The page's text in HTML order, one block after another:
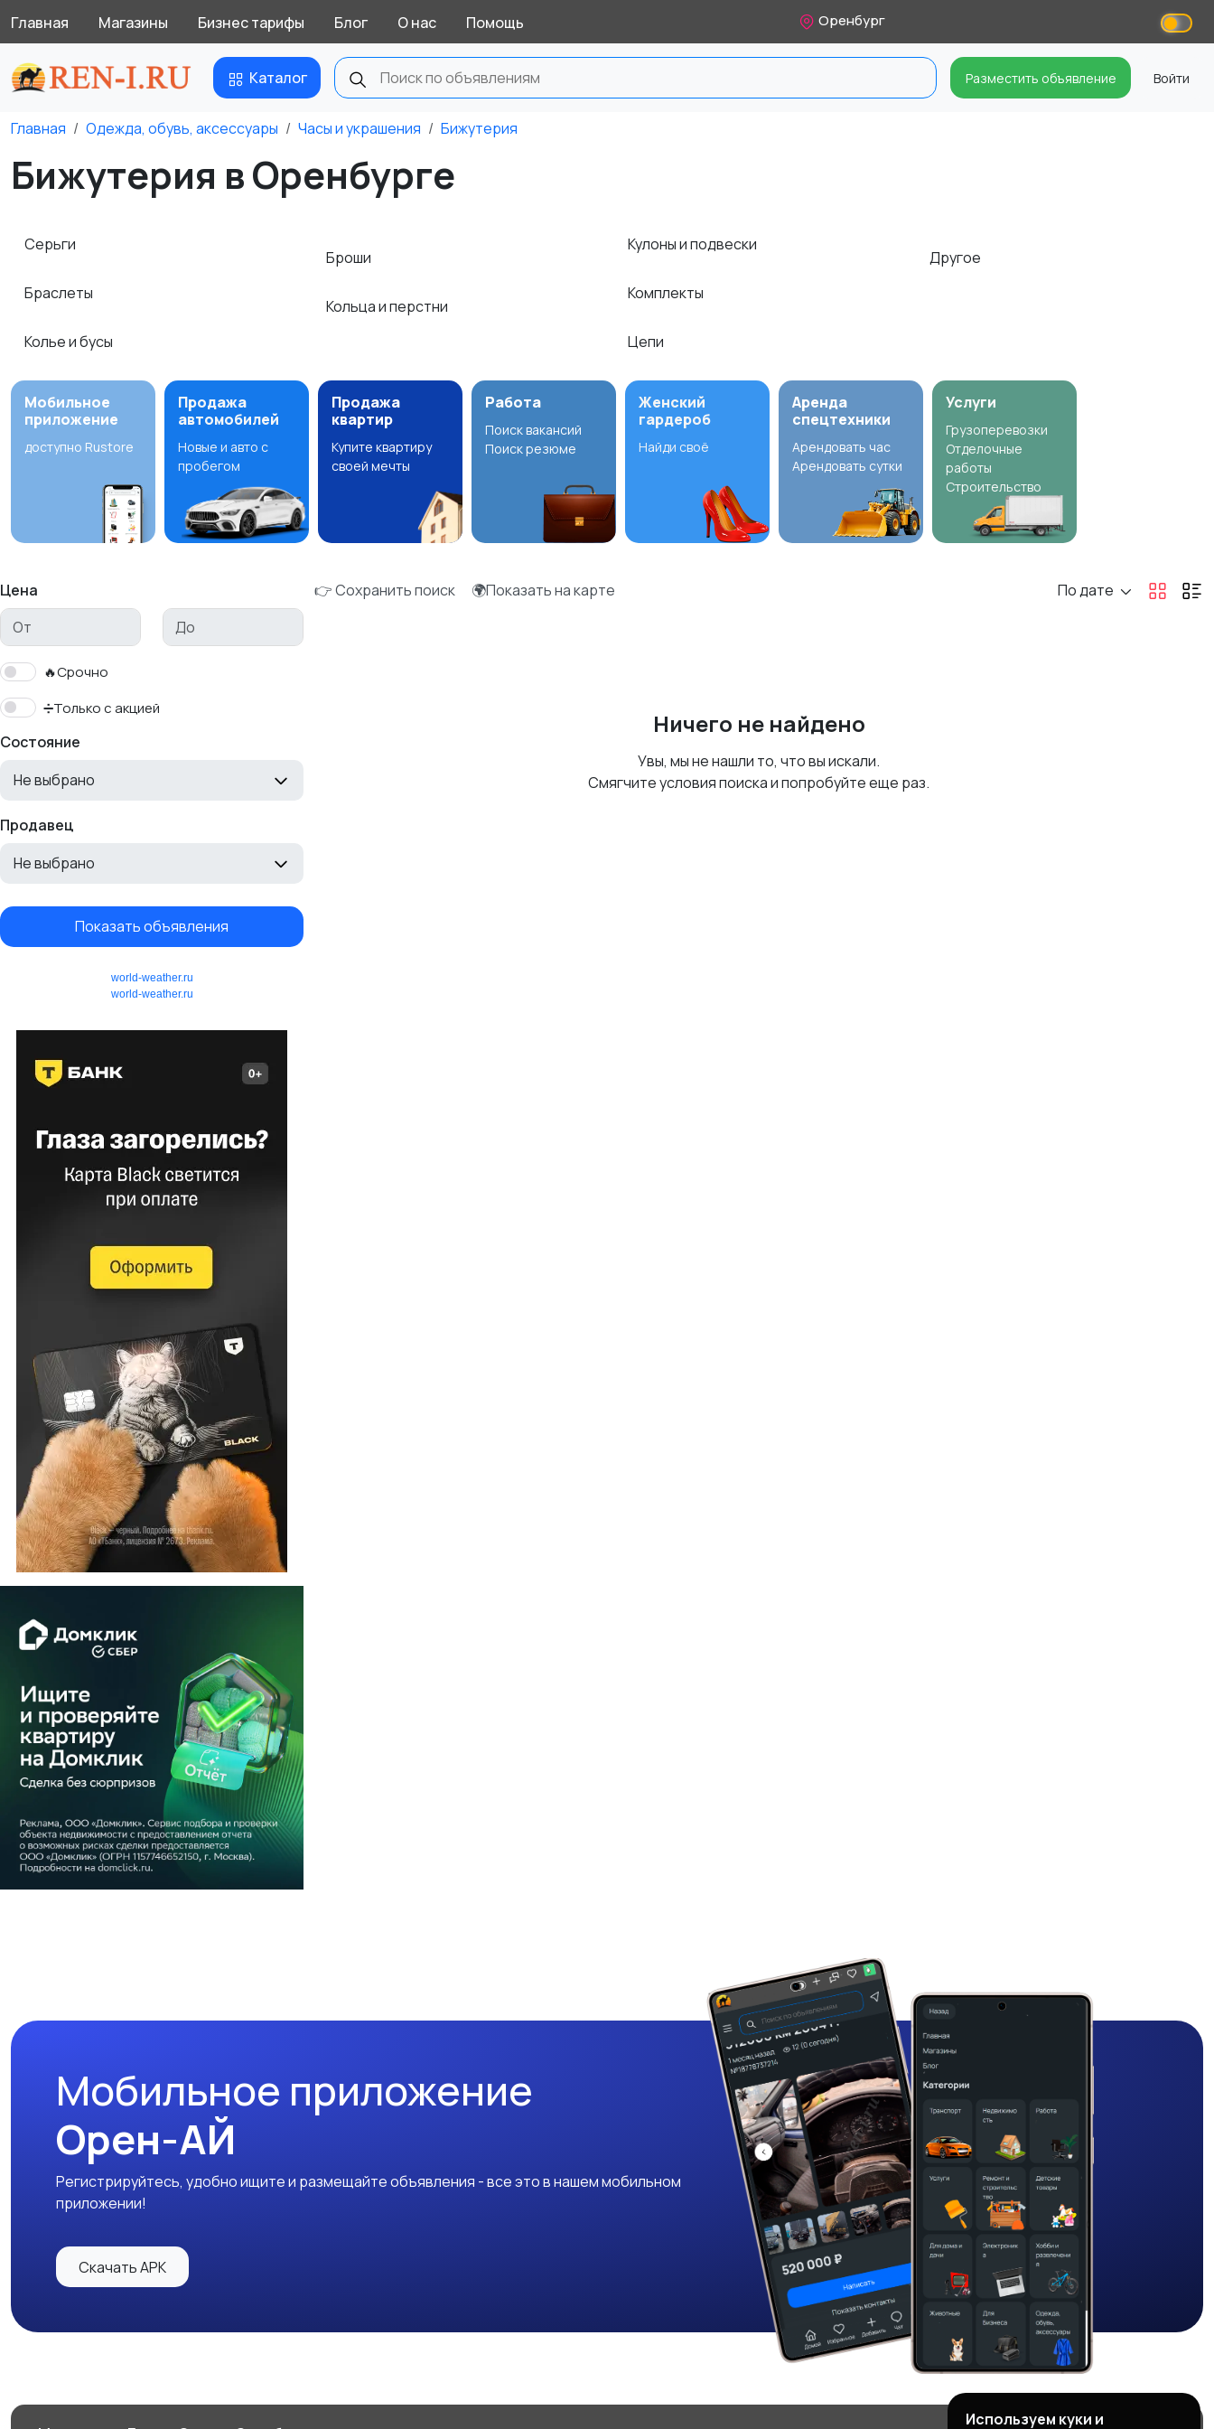
Главная Магазины Бизнес тарифы Блог О нас Помощь Оренбург
Каталог Разместить объявление Войти
Главная Одежда, обувь, аксессуары Часы и украшения Бижутерия
Бижутерия в Оренбурге
Серьги
Браслеты
Колье и бусы
Броши
Кольца и перстни
Кулоны и подвески
Комплекты
Цепи
Другое
Мобильное
приложение
доступно Rustore
Продажа
автомобилей
Новые и авто с
пробегом
Продажа
квартир
Купите квартиру
своей мечты
Работа
Поиск вакансий
Поиск резюме
Женский
гардероб
Найди своё
Аренда
спецтехники
Арендовать час
Арендовать сутки
Услуги
Грузоперевозки
Отделочные
работы
Строительство
Цена
🔥Срочно
➗Только с акцией
Состояние
Не выбрано
Продавец
Не выбрано
Показать объявления
world-weather.ru
world-weather.ru
👉 Сохранить поиск 🌍Показать на карте По дате
Ничего не найдено
Увы, мы не нашли то, что вы искали.
Смягчите условия поиска и попробуйте еще раз.
Мобильное приложение
Орен-АЙ
Регистрируйтесь, удобно ищите и размещайте объявления - все это в нашем мобильном
приложении!
Скачать APK
Используем куки и